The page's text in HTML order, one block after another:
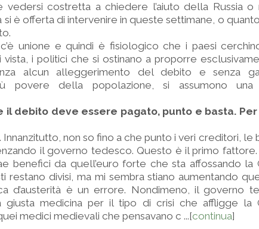
costretta a chiedere l’aiuto della Russia o
si è offerta di intervenire in queste settimane, o
unione e quindi è fisiologico che i paesi
i politici che si ostinano a proporre
alcun alleggerimento del debito e senza
povere della popolazione, si assumono una
il debito deve essere pagato, punto e basta.
non so fino a che punto i veri creditori, le
il governo tedesco. Questo è il primo fattore.
benefici da quell’euro forte che sta affossando la
restano divisi, ma mi sembra stiano aumentando
d’austerità è un errore. Nondimeno, il governo
giusta medicina per il tipo di crisi che affligge la
medici medievali che pensavano c ...[continua]